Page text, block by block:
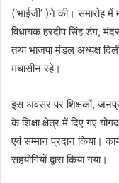
(‘भाईजी’ )ने की। समारोह
विधायक हरदीप सिंह डंग,
तथा भाजपा मंडल अध्यक्ष
मंचासीन रहे।
इस अवसर पर शिक्षकों,
के शिक्षा क्षेत्र में दिए गए
एवं सम्मान प्रदान किया।
सहयोगियों द्वारा किया गया।